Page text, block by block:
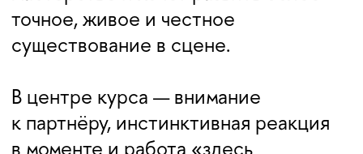
ПОЧЕМУ ТЕХНИКА
МАЙЗНЕРА ВАЖНА
АКТЁРУ СЕГОДНЯ